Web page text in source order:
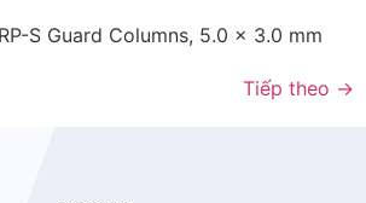
S Guard Columns, 5.0 x 3.0 mm
Tiếp theo →